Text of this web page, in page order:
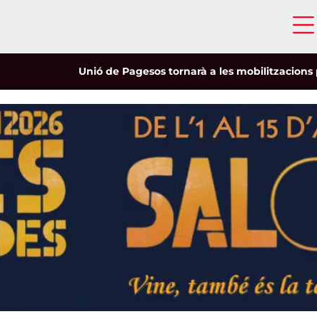
Unió de Pagesos tornarà a les mobilitzacions per